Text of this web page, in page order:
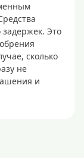
задержек. Это
сколько
не
и